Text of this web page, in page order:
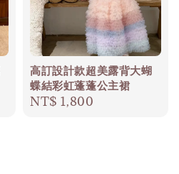
高訂設計款超美露背大蝴
蝶結彩虹蓬蓬公主裙
Regular
NT$ 1,800